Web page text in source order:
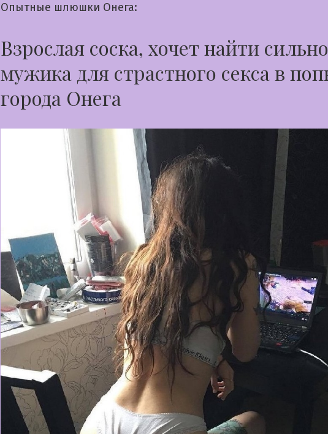
Опытные шлюшки Онега:
Взрослая соска, хочет найти
мужика для страстного секса в
города Онега